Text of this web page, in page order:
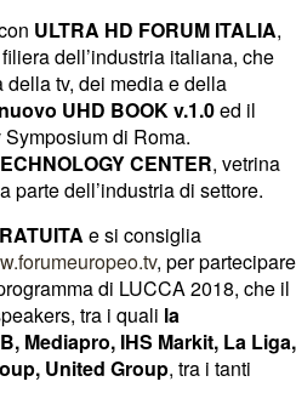
ULTRA HD FORUM ITALIA,
dell’industria italiana, che
tv, dei media e della
nuovo UHD BOOK v.1.0ed il
di Roma.
CENTER, vetrina
parte dell’industria di settore.
e si consiglia
, per partecipare
di LUCCA 2018, che il
tra i quali la
Mediapro, IHS Markit, La Liga,
United Group, tra i tanti